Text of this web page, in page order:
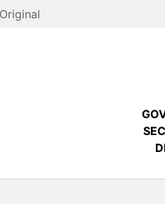
Original